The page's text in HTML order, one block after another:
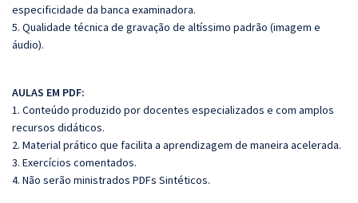
especificidade da banca examinadora.
5. Qualidade técnica de gravação de altíssimo padrão (imagem e
áudio).
AULAS EM PDF:
1. Conteúdo produzido por docentes especializados e com amplos
recursos didáticos.
2. Material prático que facilita a aprendizagem de maneira acelerada.
3. Exercícios comentados.
4. Não serão ministrados PDFs Sintéticos.